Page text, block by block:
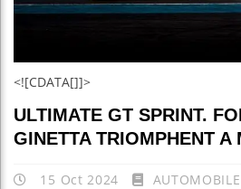
<![CDATA[]]>
ULTIMATE GT SPRINT.
GINETTA TRIOMPHENT A
15 Oct 2024 AUTOMOBILE